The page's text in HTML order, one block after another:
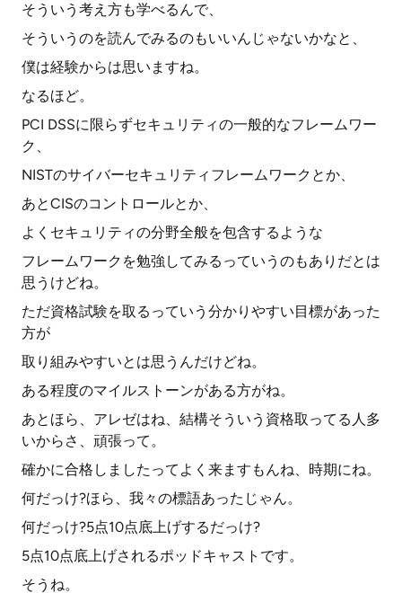
そういう考え方も学べるんで、
そういうのを読んでみるのもいいんじゃないかなと、
僕は経験からは思いますね。
なるほど。
PCI DSSに限らずセキュリティの一般的なフレームワー
ク、
NISTのサイバーセキュリティフレームワークとか、
あとCISのコントロールとか、
よくセキュリティの分野全般を包含するような
フレームワークを勉強してみるっていうのもありだとは
思うけどね。
ただ資格試験を取るっていう分かりやすい目標があった
方が
取り組みやすいとは思うんだけどね。
ある程度のマイルストーンがある方がね。
あとほら、アレゼはね、結構そういう資格取ってる人多
いからさ、頑張って。
確かに合格しましたってよく来ますもんね、時期にね。
何だっけ?ほら、我々の標語あったじゃん。
何だっけ?5点10点底上げするだっけ?
5点10点底上げされるポッドキャストです。
そうね。